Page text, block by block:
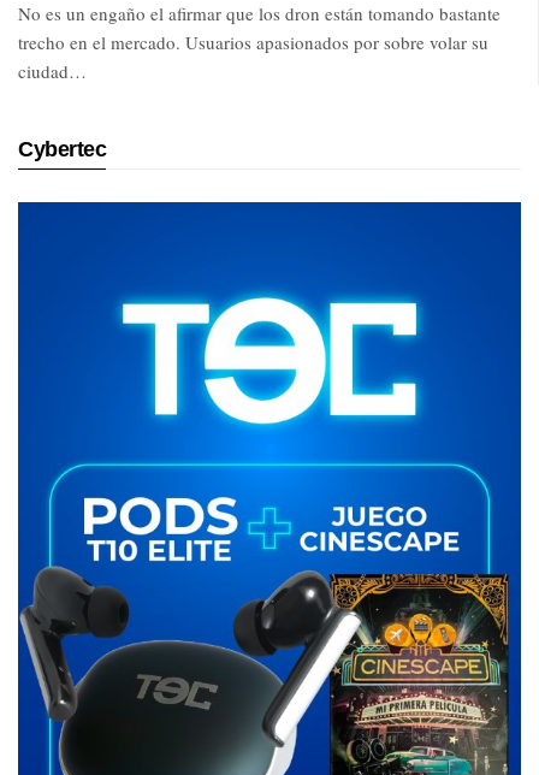
No es un engaño el afirmar que los dron están tomando bastante
trecho en el mercado. Usuarios apasionados por sobre volar su
ciudad…
Cybertec